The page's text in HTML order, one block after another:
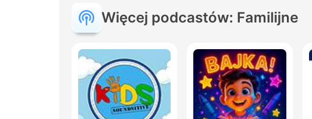
Więcej podcastów: Familijne